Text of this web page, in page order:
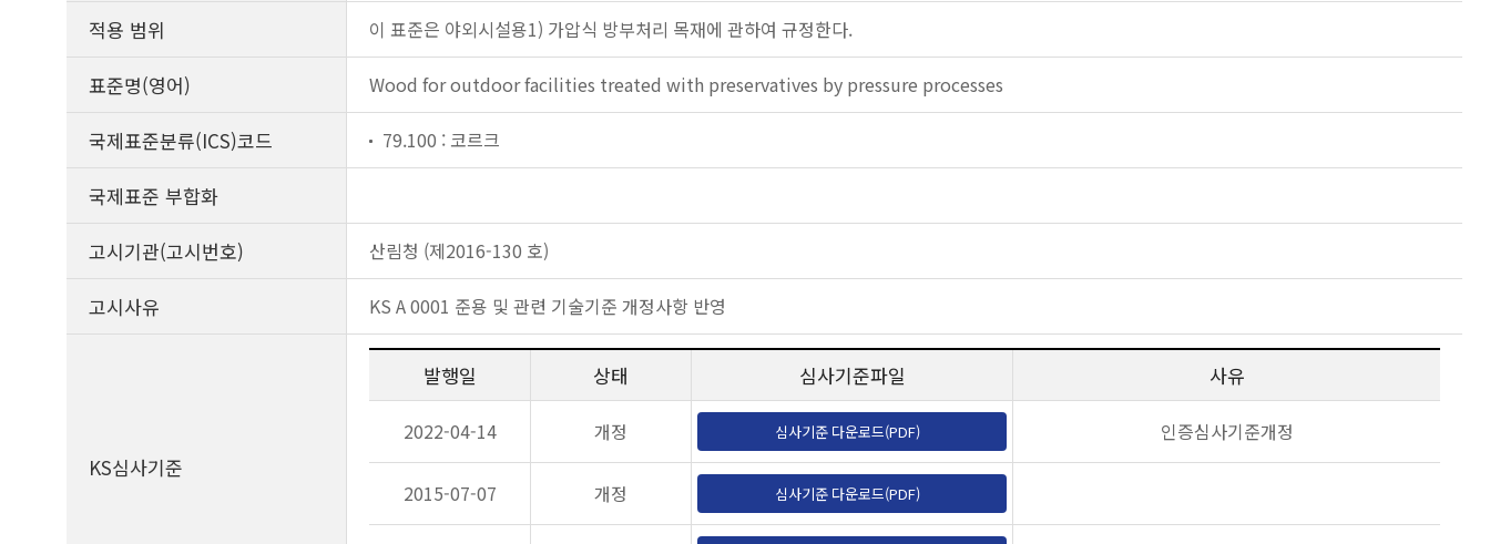
적용 범위 이 표준은 야외시설용1) 가압식 방부처리 목재에 관하여 규정한다.
표준명(영어) Wood for outdoor facilities treated with preservatives by pressure processes
국제표준분류(ICS)코드 79.100 : 코르크
국제표준 부합화
고시기관(고시번호)
산림청 (제2016-130 호)
고시사유 KS A 0001 준용 및 관련 기술기준 개정사항 반영
KS심사기준
발행일 상태 심사기준파일 사유
2022-04-14 개정 심사기준 다운로드(PDF) 인증심사기준개정
2015-07-07 개정 심사기준 다운로드(PDF)